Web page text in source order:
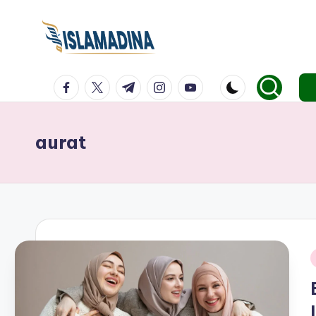
facebook.com
twitter.com
t.me instagram.com
youtube.com
aurat